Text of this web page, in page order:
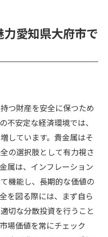
資の始め方
産保全に適している
の変動要因
属の信頼性
策としての貴金属
較
金属の役割
ートする要因
運用の基本
レンドを把握する
与える影響
愛知県大府市で
つ財産を安全に保つため
不安定な経済環境では、
しています。貴金属はそ
の選択肢として有力視さ
属は、インフレーション
機能し、長期的な価値の
を図る際には、まず自ら
切な分散投資を行うこと
場価値を常にチェック